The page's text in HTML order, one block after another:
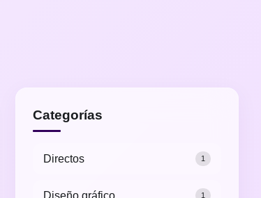
Categorías
Directos 1
1